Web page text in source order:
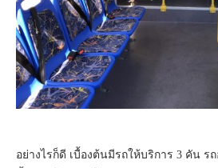
อย่างไรก็ดี เบื้องต้นมีรถให้บริการ 3 คัน ร